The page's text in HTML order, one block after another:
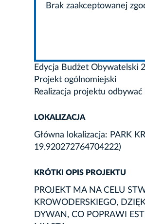
Brak zaakceptowanej
Edycja Budżet Obywatelski
Projekt ogólnomiejski
Realizacja projektu
LOKALIZACJA
Główna lokalizacja: PARK
19.920272764704222)
KRÓTKI OPIS PROJEKTU
PROJEKT MA NA CELU
KROWODERSKIEGO,
DYWAN, CO POPRAWI